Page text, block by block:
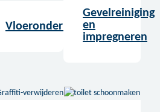
Vloeronderhoud
Gevelreiniging
en
impregneren